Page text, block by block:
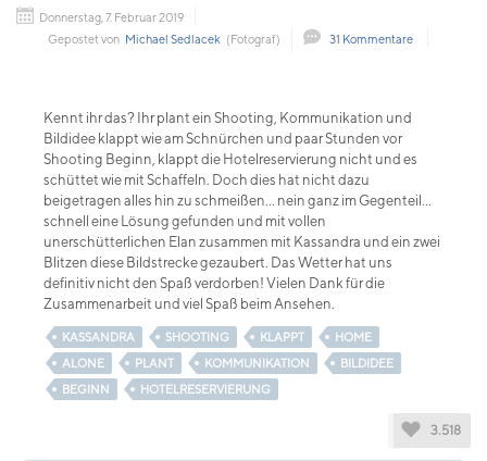
Donnerstag, 7. Februar 2019
Gepostet von Michael Sedlacek (Fotograf) 31 Kommentare
Kennt ihr das? Ihr plant ein Shooting, Kommunikation und
Bildidee klappt wie am Schnürchen und paar Stunden vor
Shooting Beginn, klappt die Hotelreservierung nicht und es
schüttet wie mit Schaffeln. Doch dies hat nicht dazu
beigetragen alles hin zu schmeißen... nein ganz im Gegenteil...
schnell eine Lösung gefunden und mit vollen
unerschütterlichen Elan zusammen mit Kassandra und ein zwei
Blitzen diese Bildstrecke gezaubert. Das Wetter hat uns
definitiv nicht den Spaß verdorben! Vielen Dank für die
Zusammenarbeit und viel Spaß beim Ansehen.
KASSANDRA SHOOTING KLAPPT
HOME
ALONE
PLANT KOMMUNIKATION
BILDIDEE
BEGINN
HOTELRESERVIERUNG
3.518